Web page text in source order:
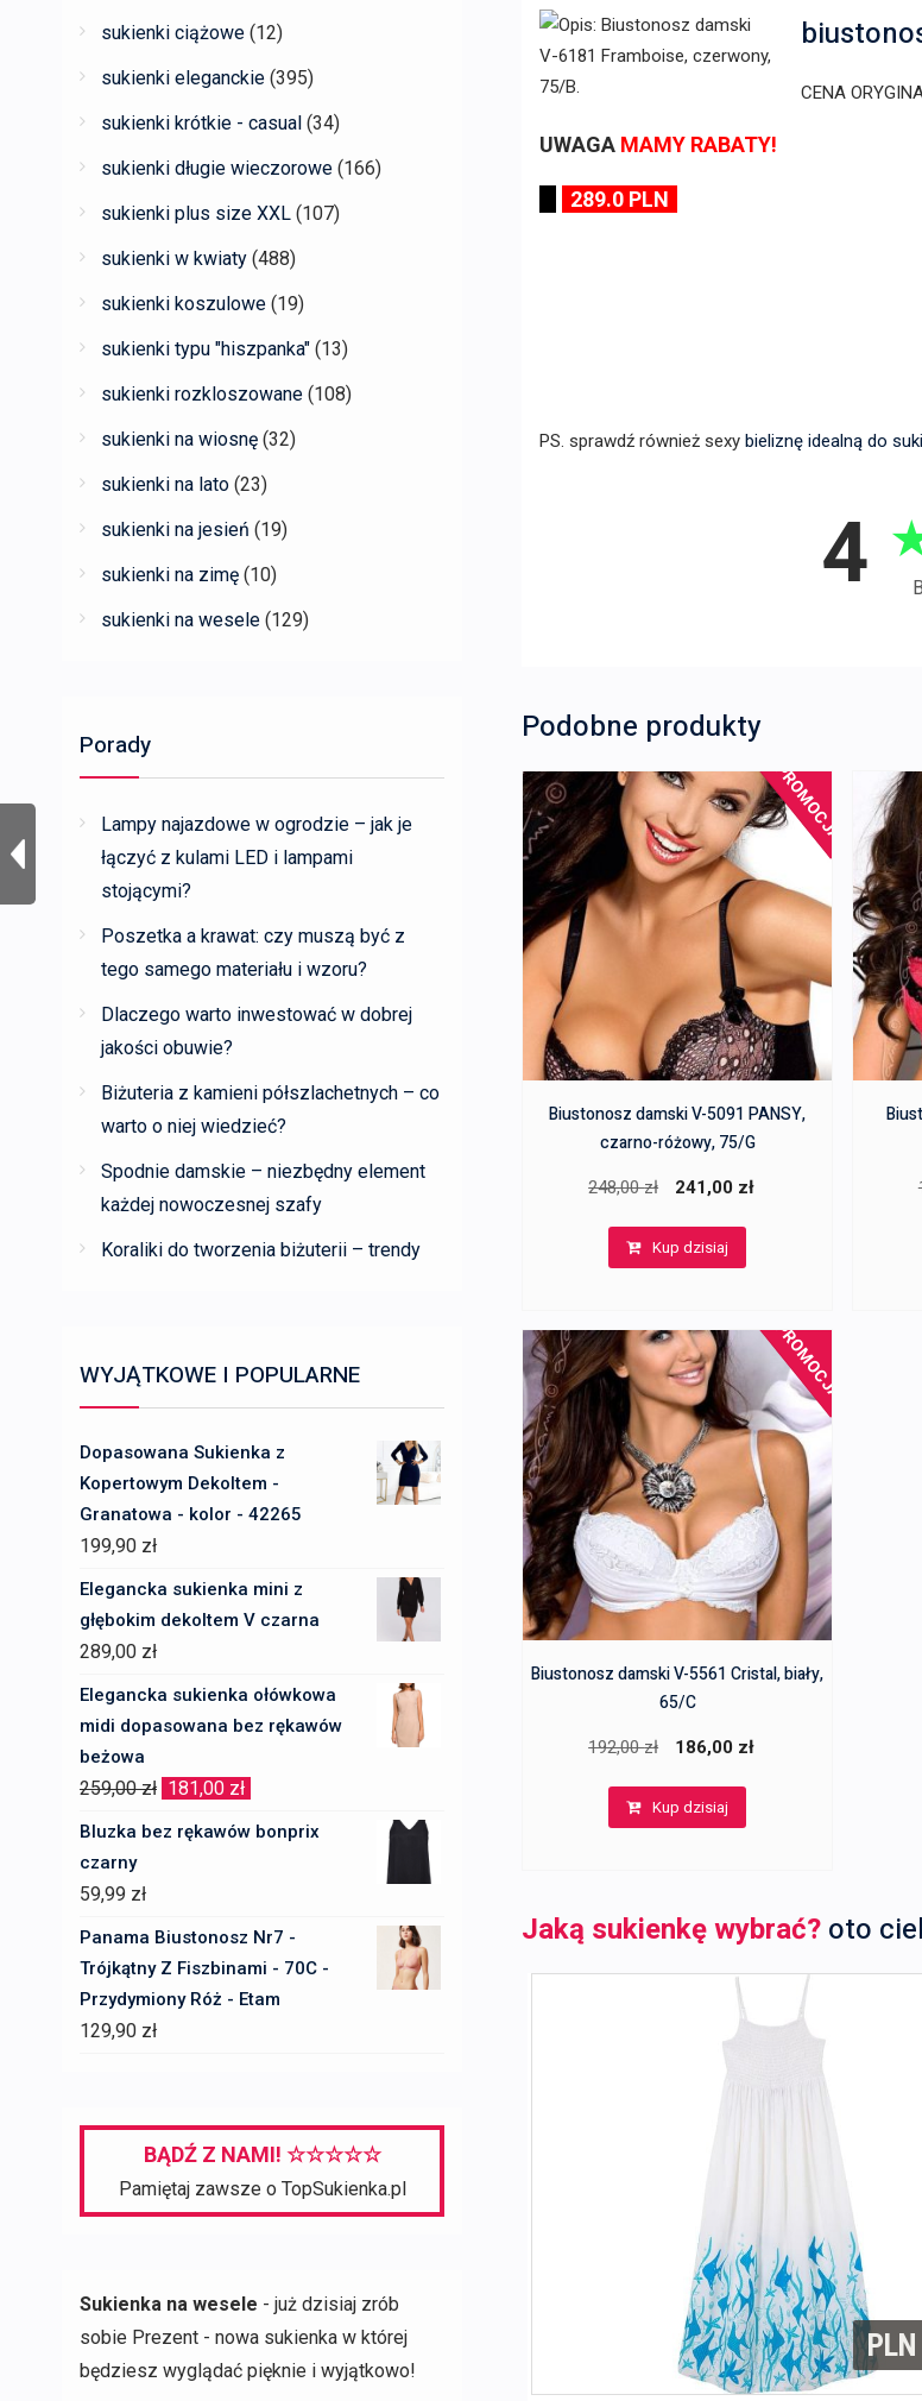
CENA
UWAGA MAMY RABATY!
289.0 PLN
PS. sprawdź również sexy bieliznę idealną do
4
Podobne produkty
PROMOCJA!
Biustonosz damski V-5091 PANSY,
czarno-różowy, 75/G
248,00zł
Pierwotna
wynosiła:
241,00 zł
Kup dzisiaj
PROMOCJA!
Biustonosz damski V-5561 Cristal, biały,
65/C
192,00zł
Pierwotna
wynosiła:
186,00 zł
Kup dzisiaj
Jaką sukienkę wybrać? oto
sukienki ciążowe (12)
sukienki eleganckie (395)
sukienki krótkie - casual (34)
sukienki długie wieczorowe (166)
sukienki plus size XXL (107)
sukienki w kwiaty (488)
sukienki koszulowe (19)
sukienki typu "hiszpanka" (13)
sukienki rozkloszowane (108)
sukienki na wiosnę (32)
sukienki na lato (23)
sukienki na jesień (19)
sukienki na zimę (10)
sukienki na wesele (129)
Porady
Lampy najazdowe w ogrodzie – jak je
łączyć z kulami LED i lampami
stojącymi?
Poszetka a krawat: czy muszą być z
tego samego materiału i wzoru?
Dlaczego warto inwestować w dobrej
jakości obuwie?
Biżuteria z kamieni półszlachetnych – co
warto o niej wiedzieć?
Spodnie damskie – niezbędny element
każdej nowoczesnej szafy
Koraliki do tworzenia biżuterii – trendy
WYJĄTKOWE I POPULARNE
Dopasowana Sukienka z
Kopertowym Dekoltem -
Granatowa - kolor - 42265
199,90 zł
Elegancka sukienka mini z
głębokim dekoltem V czarna
289,00 zł
Elegancka sukienka ołówkowa
midi dopasowana bez rękawów
beżowa
259,00zł Pierwotna
cena
181,00 zł
cena
Bluzka bez rękawów bonprix
czarny
59,99 zł
Panama Biustonosz Nr7 -
Trójkątny Z Fiszbinami - 70C -
Przydymiony Róż - Etam
129,90 zł
BĄDŹ Z NAMI! ☆☆☆☆☆
Pamiętaj zawsze o TopSukienka.pl
Sukienka na wesele - już dzisiaj zrób
sobie Prezent - nowa sukienka w której
będziesz wyglądać pięknie i wyjątkowo!